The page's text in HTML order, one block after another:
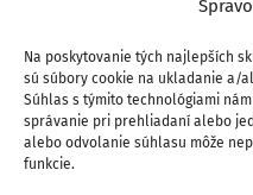
Na poskytovanie tých najlepších
sú súbory cookie na ukladanie a/
Súhlas s týmito technológiami
správanie pri prehliadaní alebo
alebo odvolanie súhlasu môže
funkcie.